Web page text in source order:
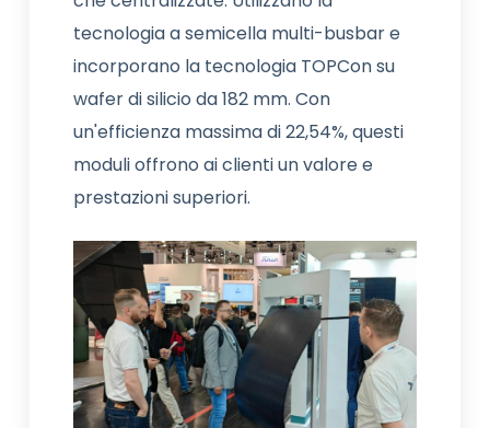
tecnologia a semicella multi-busbar e
incorporano la tecnologia TOPCon su
wafer di silicio da 182 mm. Con
un'efficienza massima di 22,54%, questi
moduli offrono ai clienti un valore e
prestazioni superiori.